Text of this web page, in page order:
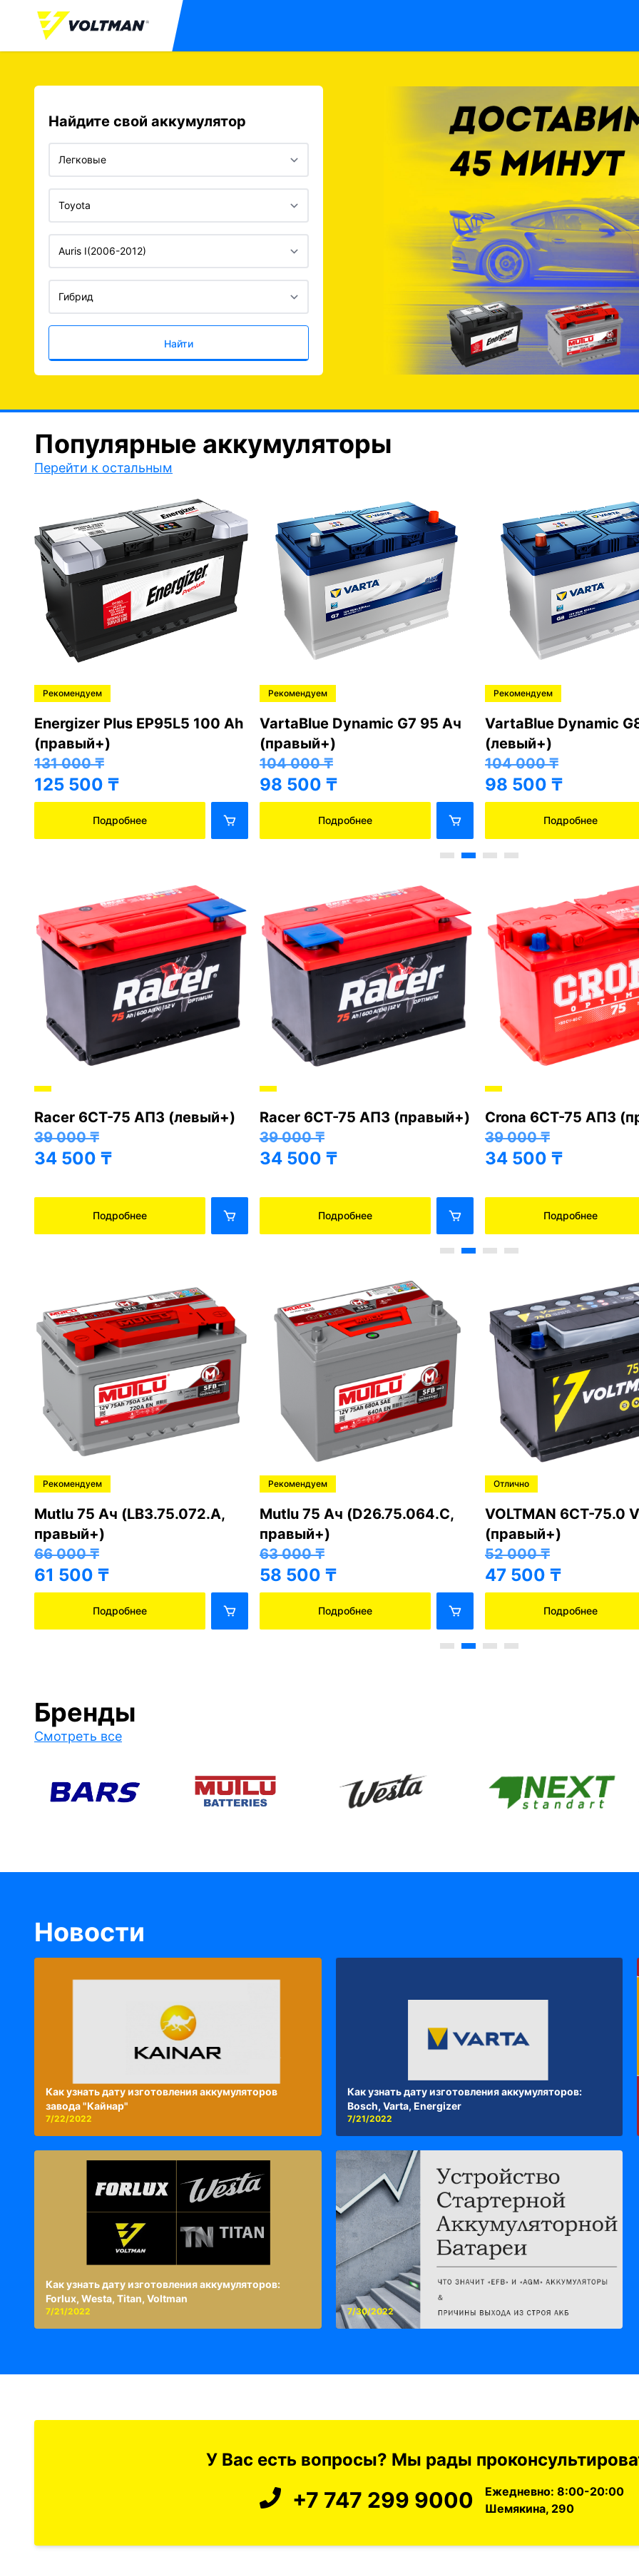
Найдите свой аккумулятор
Найти
Популярные аккумуляторы
Перейти к остальным
Рекомендуем
Energizer Plus EP95L5 100 Ah
(правый+)
131 000₸
125 500 ₸
Подробнее
Рекомендуем
VartaBlue Dynamic G7 95 Ач
(правый+)
104 000₸
98 500 ₸
Подробнее
Рекомендуем
VartaBlue Dynamic
(левый+)
104 000₸
98 500 ₸
Подробнее
Racer 6СТ-75 АПЗ (левый+)
39 000₸
34 500 ₸
Подробнее
Racer 6СТ-75 АПЗ (правый+)
39 000₸
34 500 ₸
Подробнее
Crona 6СТ-75 АПЗ
39 000₸
34 500 ₸
Подробнее
Рекомендуем
Mutlu 75 Ач (LB3.75.072.A,
правый+)
66 000₸
61 500 ₸
Подробнее
Рекомендуем
Mutlu 75 Ач (D26.75.064.C,
правый+)
63 000₸
58 500 ₸
Подробнее
Отлично
VOLTMAN 6CT-75.0
(правый+)
52 000₸
47 500 ₸
Подробнее
Бренды
Смотреть все
Новости
Как узнать дату изготовления аккумуляторов
завода "Кайнар"
7/22/2022
Как узнать дату изготовления аккумуляторов:
Bosch, Varta, Energizer
7/21/2022
Как узнать дату изготовления аккумуляторов:
Forlux, Westa, Titan, Voltman
7/21/2022 7/30/2022
У Вас есть вопросы? Мы рады
+7 747 299 9000
Ежедневно: 8:00-20:00
Шемякина, 290